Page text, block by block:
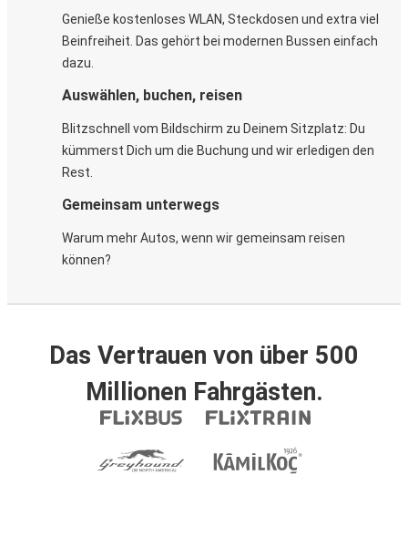
Genieße kostenloses WLAN, Steckdosen und extra viel
Beinfreiheit. Das gehört bei modernen Bussen einfach
dazu.
Auswählen, buchen, reisen
Blitzschnell vom Bildschirm zu Deinem Sitzplatz: Du
kümmerst Dich um die Buchung und wir erledigen den
Rest.
Gemeinsam unterwegs
Warum mehr Autos, wenn wir gemeinsam reisen
können?
Das Vertrauen von über 500
Millionen Fahrgästen.